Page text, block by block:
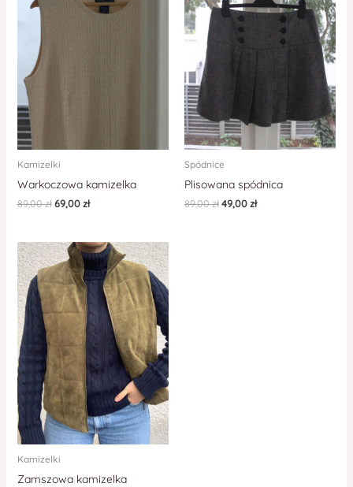
Kamizelki
Warkoczowa kamizelka
89,00zł 69,00zł
Spódnice
Plisowana spódnica
89,00zł49,00zł
Kamizelki
Zamszowa kamizelka